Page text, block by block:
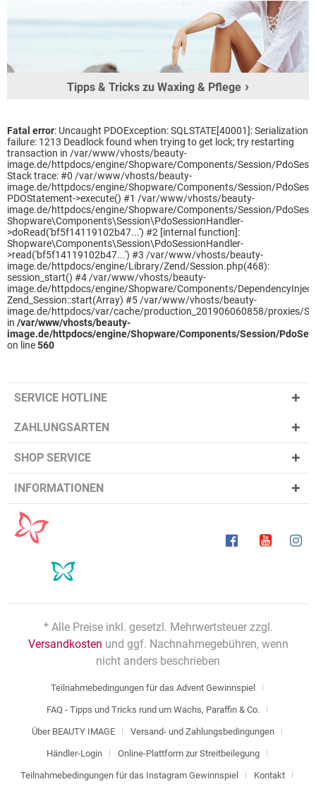
Tipps & Tricks zu Waxing & Pflege
Fatal error: Uncaught PDOException: SQLSTATE[40001]: Serialization
failure: 1213 Deadlock found when trying to get lock; try restarting
transaction in /var/www/vhosts/beauty-
image.de/httpdocs/engine/Shopware/Components/Session/
Stack trace: #0 /var/www/vhosts/beauty-
image.de/httpdocs/engine/Shopware/Components/Session/
PDOStatement->execute() #1 /var/www/vhosts/beauty-
image.de/httpdocs/engine/Shopware/Components/Session/
Shopware\Components\Session\PdoSessionHandler-
>doRead('bf5f14119102b47...') #2 [internal function]:
Shopware\Components\Session\PdoSessionHandler-
>read('bf5f14119102b47...') #3 /var/www/vhosts/beauty-
image.de/httpdocs/engine/Library/Zend/Session.php(468):
session_start() #4 /var/www/vhosts/beauty-
image.de/httpdocs/engine/Shopware/Components/
Zend_Session::start(Array) #5 /var/www/vhosts/beauty-
image.de/httpdocs/var/cache/production_201906060858/proxies/
in /var/www/vhosts/beauty-
image.de/httpdocs/engine/Shopware/Components/Session/
on line560
SERVICE HOTLINE
ZAHLUNGSARTEN
SHOP SERVICE
INFORMATIONEN
* Alle Preise inkl. gesetzl. Mehrwertsteuer zzgl.
Versandkosten und ggf. Nachnahmegebühren, wenn
nicht anders beschrieben
Teilnahmebedingungen für das Advent Gewinnspiel
FAQ - Tipps und Tricks rund um Wachs, Paraffin & Co.
Über BEAUTY IMAGE Versand- und Zahlungsbedingungen
Händler-Login Online-Plattform zur Streitbeilegung
Teilnahmebedingungen für das Instagram Gewinnspiel Kontakt